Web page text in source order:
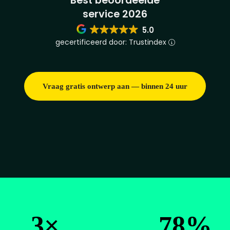
service 2026
5.0
gecertificeerd door: Trustindex
Vraag gratis ontwerp aan — binnen 24 uur